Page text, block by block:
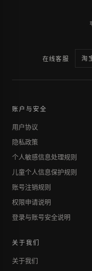
在线客服 淘
账户与安全
用户协议
隐私政策
个人敏感信息处理规则
儿童个人信息保护规则
账号注销规则
权限申请说明
登录与账号安全说明
关于我们
关于我们